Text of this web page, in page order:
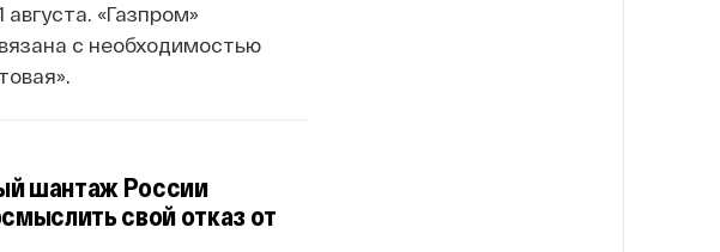
«Газпром»
с необходимостью
шантаж России
свой отказ от